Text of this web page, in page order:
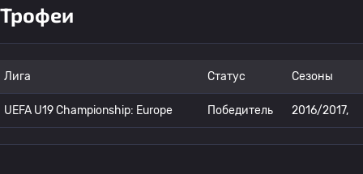
Трофеи
Лига Статус Сезоны
UEFA U19 Championship: Europe Победитель 2016/2017,